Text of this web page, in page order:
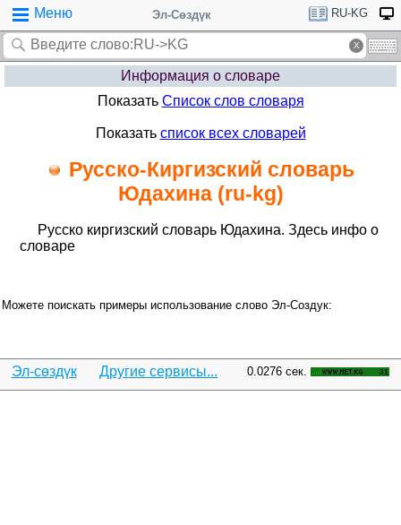
Меню Эл-Сөздүк RU-KG
Информация о словаре
Показать Список слов словаря
Показать список всех словарей
Русско-Киргизский словарь
Юдахина (ru-kg)
Русско киргизский словарь Юдахина. Здесь инфо о
словаре
Можете поискать примеры использование слово Эл-Создук:
Эл-сөздүк Другие сервисы... 0.0276 сек.